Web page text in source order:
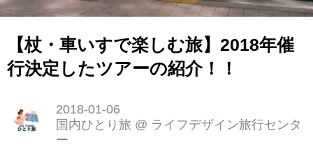
【杖・車いすで楽しむ旅】2018年催
行決定したツアーの紹介！！
2018-01-06
国内ひとり旅 @ ライフデザイン旅行センタ
ー